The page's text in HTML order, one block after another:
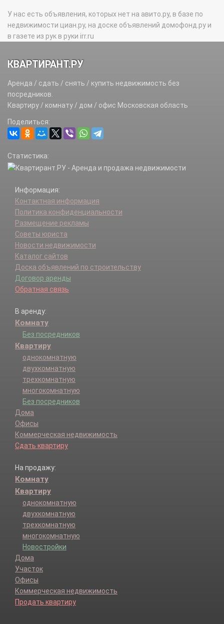
У нас есть объявления, которых нет на авито.ру, в базе по
недвижимости циан.ру, на доске объявлений домофонд.ру и
в газете из рук в руки irr.ru
КВАРТИРАНТ.РУ
Аренда / сдать / снять / купить недвижимость без
посредников.
Квартиру / комнату / дом / офис Московская область
Поделиться:
Статистика:
Информация:
Контактная информация
Политика конфиденциальности
Размещение рекламы
Советы юриста
Новости недвижимости
Каталог сайтов
Доска объявлений по строительству
Договор аренды
Обратная связь
В аренду:
Комнату
Без посредников
Квартиру
однокомнатную
двухкомнатную
трехкомнатную
многокомнатную
Без посредников
Дома
Офисы
Коммерческая недвижимость
Сдать квартиру
На продажу:
Комнату
Квартиру
однокомнатную
двухкомнатную
трехкомнатную
многокомнатную
Новостройки
Дома
Участок
Офисы
Коммерческая недвижимость
Продать квартиру